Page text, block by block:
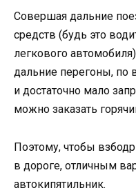
Совершая дальние
средств (будь это
легкового
дальние перегоны, по
и достаточно мало
можно заказать
Поэтому, чтобы
в дороге, отличным
автокипятильник.